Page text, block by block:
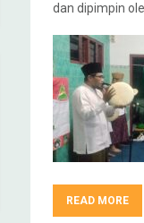
dan dipimpin
READ MORE